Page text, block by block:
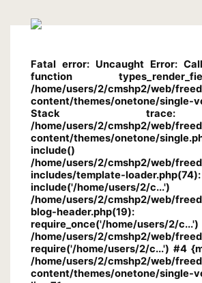
Fatal error: Uncaught Error:
function
/home/users/2/cmshp2/web/
content/themes/onetone/single-
Stack
/home/users/2/cmshp2/web/
content/themes/onetone/
/home/users/2/cmshp2/web/
includes/template-loader.php(74):
include('/home/
/home/users/2/cmshp2/web/
blog-header.php(19):
require_once('/home/
/home/users/2/cmshp2/web/
require('/home/users/2/c...') #4
/home/users/2/cmshp2/web/
content/themes/onetone/single-